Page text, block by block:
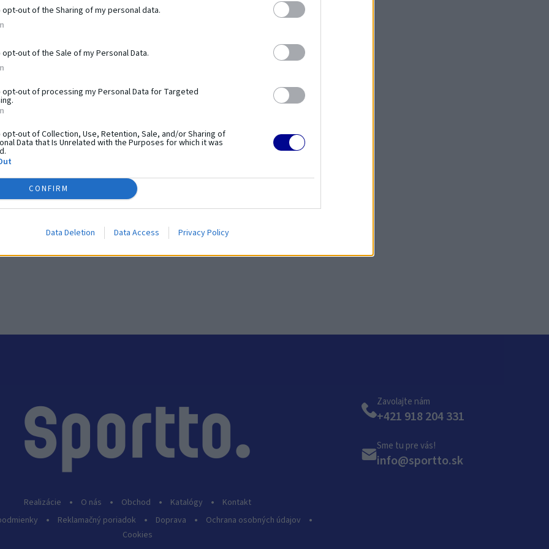
opt-out of the Sharing of my personal data.
out of the Sale of my Personal Data.
opt-out of processing my Personal Data for Targeted
opt-out of Collection, Use, Retention, Sale, and/or Sharing of
Data that Is Unrelated with the Purposes for which it was
CONFIRM
Data Deletion Data Access Privacy Policy
tento produkt výnimočným?
Realizácie O nás Obchod Katalógy
Kontakt
Reklamačný poriadok Doprava
Ochrana osobných údajov
Cookies
Zavolajte nám
+421 918 204 331
Sme tu pre vás!
info@sportto.sk